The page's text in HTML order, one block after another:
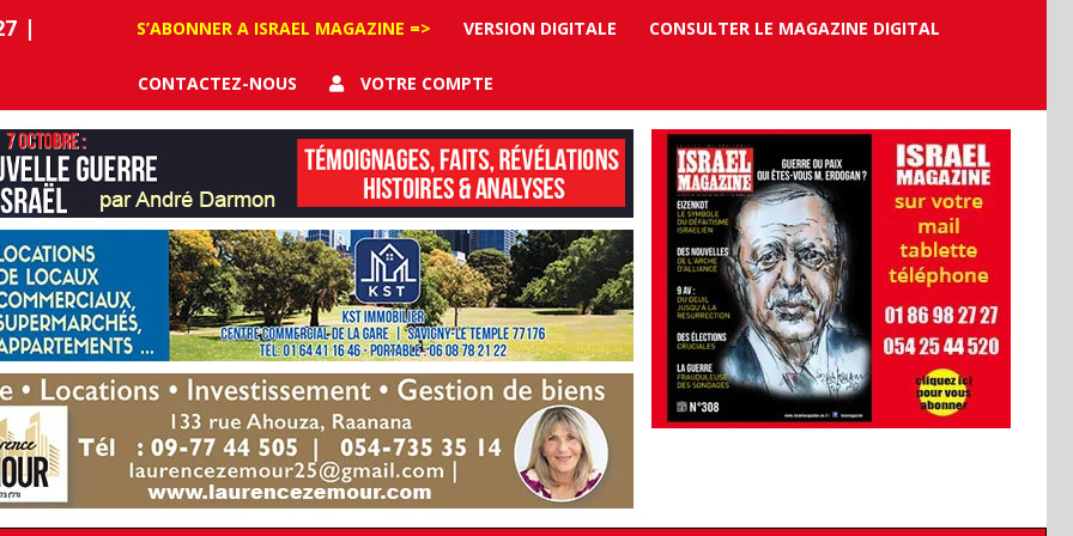
|
S’ABONNER A ISRAEL MAGAZINE => VERSION DIGITALE CONSULTER LE MAGAZINE DIGITAL
CONTACTEZ-NOUS VOTRE COMPTE